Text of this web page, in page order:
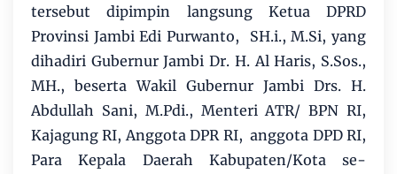
tersebut dipimpin langsung Ketua DPRD
Provinsi Jambi Edi Purwanto, SH.i., M.Si, yang
dihadiri Gubernur Jambi Dr. H. Al Haris, S.Sos.,
MH., beserta Wakil Gubernur Jambi Drs. H.
Abdullah Sani, M.Pdi., Menteri ATR/ BPN RI,
Kajagung RI, Anggota DPR RI, anggota DPD RI,
Para Kepala Daerah Kabupaten/Kota se-